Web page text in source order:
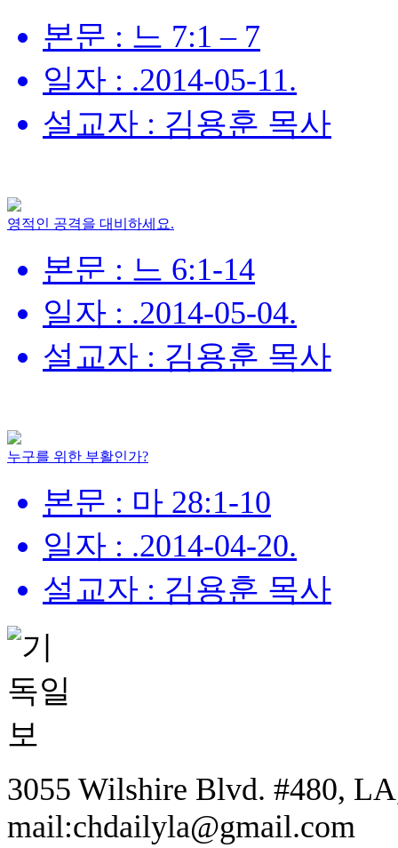
본문 : 느 7:1 – 7
일자 : .2014-05-11.
설교자 : 김용훈 목사
영적인 공격을 대비하세요.
본문 : 느 6:1-14
일자 : .2014-05-04.
설교자 : 김용훈 목사
누구를 위한 부활인가?
본문 : 마 28:1-10
일자 : .2014-04-20.
설교자 : 김용훈 목사
3055 Wilshire Blvd. #480,
mail:chdailyla@gmail.com